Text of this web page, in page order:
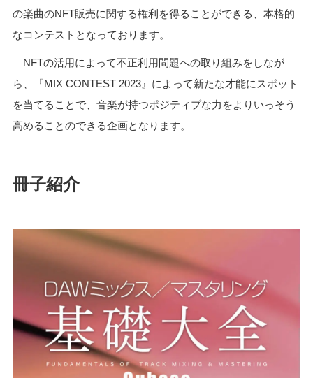
の楽曲のNFT販売に関する権利を得ることができる、本格的
なコンテストとなっております。
NFTの活用によって不正利用問題への取り組みをしなが
ら、『MIX CONTEST 2023』によって新たな才能にスポット
を当てることで、音楽が持つポジティブな力をよりいっそう
高めることのできる企画となります。
冊子紹介